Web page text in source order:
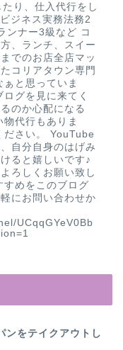
り、仕入代行をし
ジネス実務法務2
ンナー3級など コ
、ランチ、スイー
でのお店全店マッ
コリアタウン専門
と思っていま
グを見に来てく
のか心配になる
代行もありま
ださい。 YouTube
自分自身のはげみ
ると嬉しいです♪
ろしくお願い致し
すめをこのブログ
にお問い合わせか
UCqqGYeV0Bb
ンをテイクアウトし